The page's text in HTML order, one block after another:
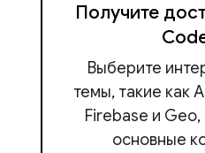
Получите
Выберите
темы, такие как
Firebase и Geo,
основные